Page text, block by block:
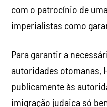
com o patrocínio de
imperialistas como
Para garantir a
autoridades otomanas,
publicamente às
imigração judaica só